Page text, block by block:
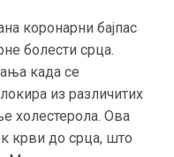
коронарни бајпас
болести срца.
када се
из различитих
холестерола. Ова
крви до срца, што